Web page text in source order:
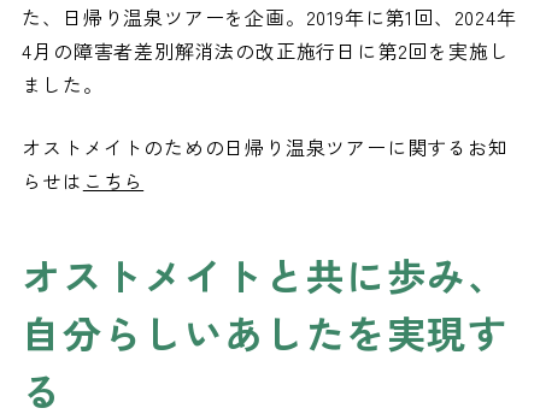
た、日帰り温泉ツアーを企画。2019年に第1回、2024年
4月の障害者差別解消法の改正施行日に第2回を実施し
ました。
オストメイトのための日帰り温泉ツアーに関するお知
らせは こちら
オストメイトと共に歩み、
自分らしいあしたを実現す
る